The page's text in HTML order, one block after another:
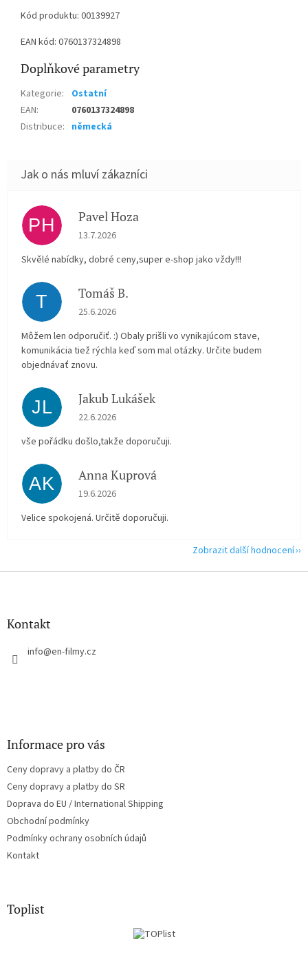
Kód produktu: 00139927
EAN kód: 0760137324898
Doplňkové parametry
Kategorie:
Ostatní
EAN:
0760137324898
Distribuce: německá
PH Pavel Hoza
Hodnocení obchodu je 5 z 5 hvězdiček.
13.7.2026
Skvělé nabídky, dobré ceny,super e-shop jako vždy!!!
T Tomáš B.
Hodnocení obchodu je 5 z 5 hvězdiček.
25.6.2026
Môžem len odporučiť. :) Obaly prišli vo vynikajúcom stave,
komunikácia tiež rýchla keď som mal otázky. Určite budem
objednávať znovu.
JL Jakub Lukášek
Hodnocení obchodu je 5 z 5 hvězdiček.
22.6.2026
vše pořádku došlo,takže doporučuji.
AK Anna Kuprová
Hodnocení obchodu je 5 z 5 hvězdiček.
19.6.2026
Velice spokojená. Určitě doporučuji.
Zobrazit další hodnocení
Z
Kontakt
info@en-filmy.cz
Informace pro vás
Ceny dopravy a platby do ČR
Ceny dopravy a platby do SR
Doprava do EU / International Shipping
Obchodní podmínky
Podmínky ochrany osobních údajů
Kontakt
Toplist